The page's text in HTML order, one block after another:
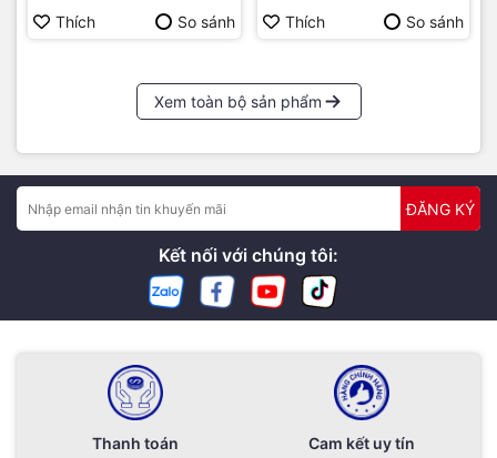
Thích So sánh Thích So sánh
Xem toàn bộ sản phẩm
ĐĂNG KÝ
Kết nối với chúng tôi:
Thanh toán
Cam kết uy tín